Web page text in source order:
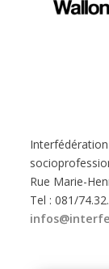
Rue Marie-
Tel : 081/